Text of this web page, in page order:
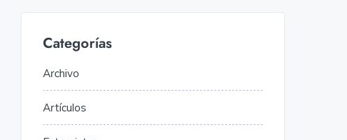
Categorías
Archivo
Artículos